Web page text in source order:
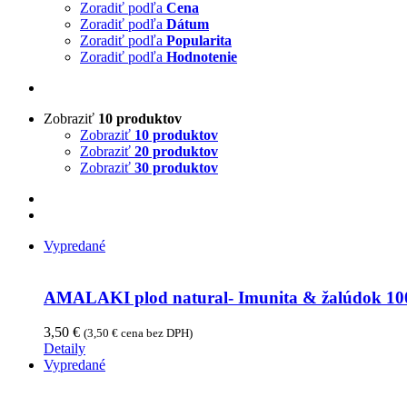
Zoradiť podľa Cena
Zoradiť podľa Dátum
Zoradiť podľa Popularita
Zoradiť podľa Hodnotenie
Zobraziť 10 produktov
Zobraziť 10 produktov
Zobraziť 20 produktov
Zobraziť 30 produktov
Vypredané
AMALAKI plod natural- Imunita & žalúdok
3,50 € (3,50 € cena bez DPH)
Detaily
Vypredané